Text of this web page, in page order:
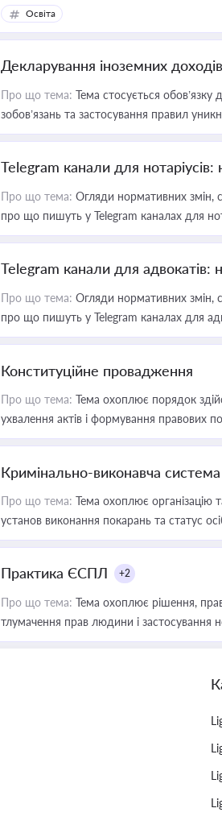
Освіта
Декларування іноземних доходів
Про що тема: Тема стосується
зобов’язань та застосування правил
Telegram канали для
Про що тема: Огляди нормативних змін,
про що пишуть у Telegram каналах для
Telegram канали для адвокатів:
Про що тема: Огляди нормативних змін,
про що пишуть у Telegram каналах для
Конституційне провадження
Про що тема: Тема охоплює порядок
ухвалення актів і формування правових
Кримінально-виконавча система
Про що тема: Тема охоплює організацію
установ виконання покарань та статус
Практика ЄСПЛ +2
Про що тема: Тема охоплює рішення,
тлумачення прав людини і застосування